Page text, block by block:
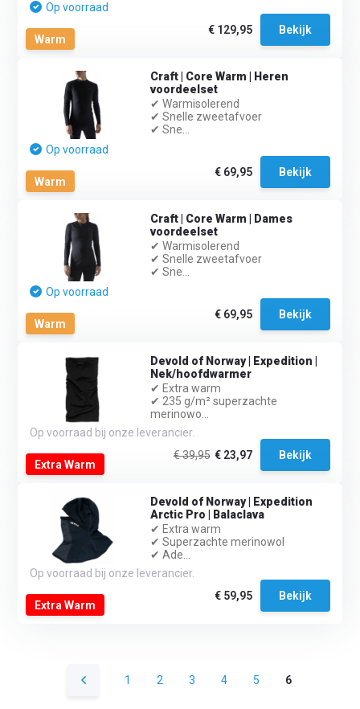
Warm
Op voorraad
€ 129,95
Bekijk
Warm
Craft | Core Warm | Heren
voordeelset
✔ Warmisolerend
✔ Snelle zweetafvoer
✔ Sne...
Op voorraad
€ 69,95
Bekijk
Warm
Craft | Core Warm | Dames
voordeelset
✔ Warmisolerend
✔ Snelle zweetafvoer
✔ Sne...
Op voorraad
€ 69,95
Bekijk
Extra Warm
Devold of Norway | Expedition |
Nek/hoofdwarmer
✔ Extra warm
✔ 235 g/m² superzachte
merinowo...
Op voorraad bij onze leverancier.
€ 39,95 € 23,97 Bekijk
Extra Warm
Devold of Norway | Expedition
Arctic Pro | Balaclava
✔ Extra warm
✔ Superzachte merinowol
✔ Ade...
Op voorraad bij onze leverancier.
€ 59,95
Bekijk
1 2 3 4 5 6